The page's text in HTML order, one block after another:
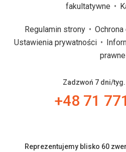
fakultatywne
Regulamin strony
Ustawienia prywatności
prawne
Zadzwoń 7 dni/
+48 71
Reprezentujemy blisko 60